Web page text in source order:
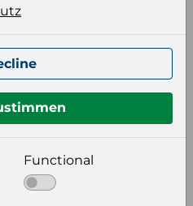
für Ihr Bild aus
Functional